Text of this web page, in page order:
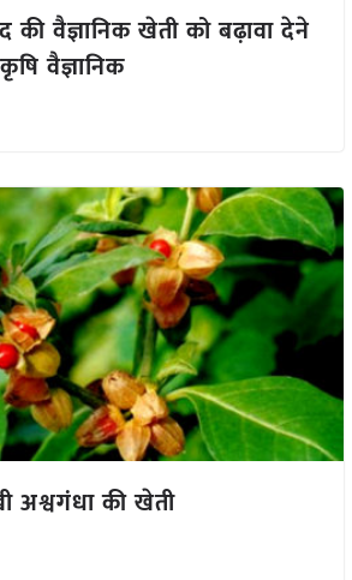
वैज्ञानिक खेती को बढ़ावा देने
वैज्ञानिक
अश्वगंधा की खेती